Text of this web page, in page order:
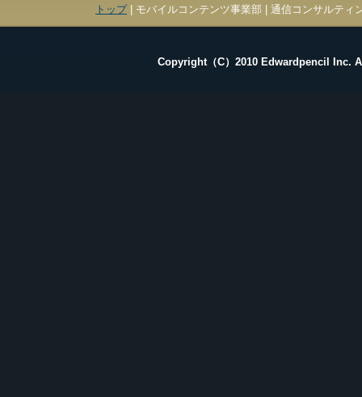
トップ| モバイルコンテンツ事業部 | 通信コンサルティ
Copyright（C）2010 Edwardpencil Inc.